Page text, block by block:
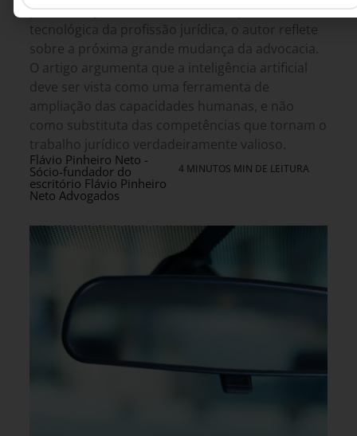
processos judiciais e a transformação
tecnológica da profissão jurídica, o autor reflete
sobre a próxima grande mudança da advocacia.
O artigo argumenta que a inteligência artificial
deve ser vista como uma ferramenta de
ampliação das capacidades humanas, e não
como substituta das competências que tornam o
trabalho jurídico verdadeiramente valioso.
Flávio Pinheiro Neto -
Sócio-fundador do
escritório Flávio Pinheiro
Neto Advogados
4 MINUTOS MIN DE LEITURA